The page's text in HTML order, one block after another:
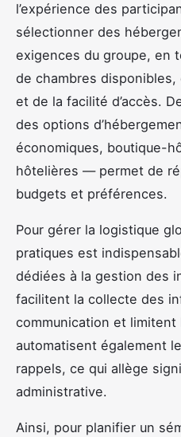
l’expérience des
sélectionner des
exigences du groupe, en
de chambres
et de la facilité d’accès.
des options
économiques, boutique-
hôtelières — permet de
budgets et préférences.
Pour gérer la logistique
pratiques est
dédiées à la gestion des
facilitent la collecte des
communication et
automatisent également
rappels, ce qui allège
administrative.
Ainsi, pour planifier un